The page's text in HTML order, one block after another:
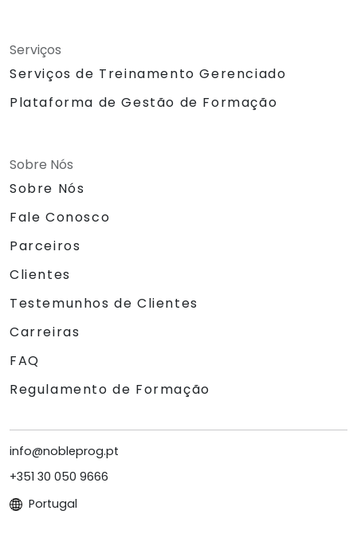
Serviços
Serviços de Treinamento Gerenciado
Plataforma de Gestão de Formação
Sobre Nós
Sobre Nós
Fale Conosco
Parceiros
Clientes
Testemunhos de Clientes
Carreiras
FAQ
Regulamento de Formação
info@nobleprog.pt
+351 30 050 9666
Portugal